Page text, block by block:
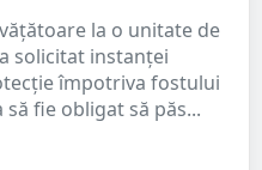
la o unitate de
solicitat instanței
împotriva fostului
fie obligat să păs...